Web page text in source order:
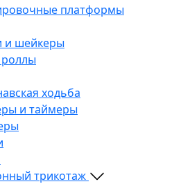
платформы
и шейкеры
ходьба
и таймеры
трикотаж